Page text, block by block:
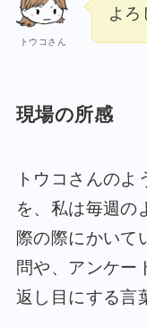
トウコさん
よろ
現場の所感
トウコさんの
を、私は毎週の
際の際にかいて
問や、アンケー
返し目にする言